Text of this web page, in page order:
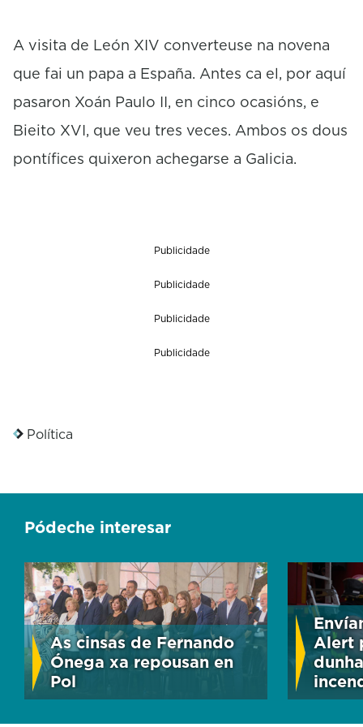
n
s
A visita de León XIV converteuse na novena
que fai un papa a España. Antes ca el, por aquí
pasaron Xoán Paulo II, en cinco ocasións, e
Bieito XVI, que veu tres veces. Ambos os dous
pontífices quixeron achegarse a Galicia.
Publicidade
Publicidade
Publicidade
Publicidade
Política
Pódeche interesar
As cinsas de Fernando
Ónega xa repousan en
Pol
Alert